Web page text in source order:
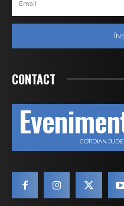
CONTACT
COTIDIAN